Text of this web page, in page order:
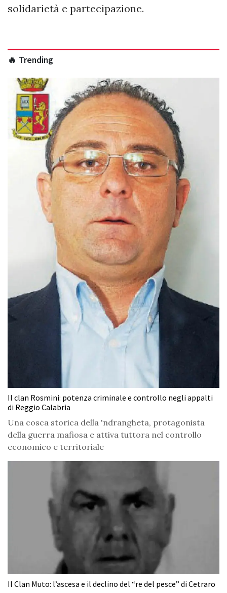
solidarietà e partecipazione.
🔥 Trending
Il clan Rosmini: potenza criminale e controllo negli appalti
di Reggio Calabria
Una cosca storica della 'ndrangheta, protagonista
della guerra mafiosa e attiva tuttora nel controllo
economico e territoriale
Il Clan Muto: l’ascesa e il declino del “re del pesce” di Cetraro